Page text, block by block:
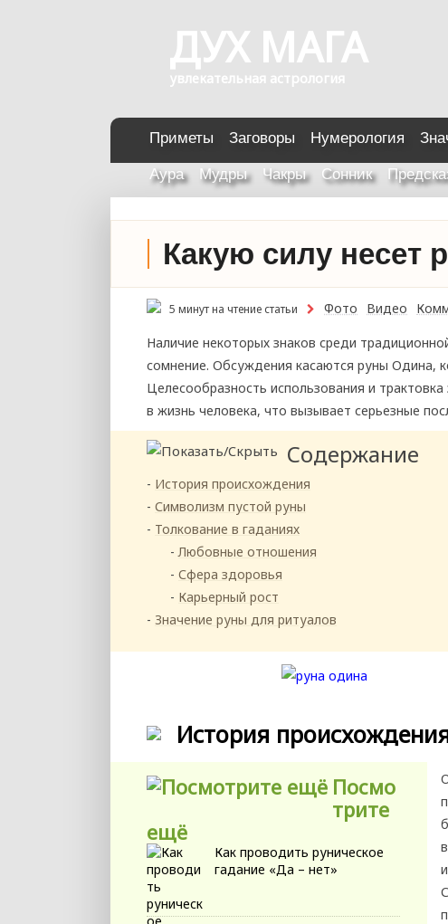
ДУХ МАГА
увлекательная астрология
Приметы Заговоры Нумерология
Аура Мудры Чакры Сонник
Какую силу несет
5 минут на чтение статьи Фото Видео
Наличие некоторых знаков среди
сомнение. Обсуждения касаются руны Одина,
Целесообразность использования и
в жизнь человека, что вызывает серьезные
Содержание
История происхождения
Символизм пустой руны
Толкование в гаданиях
Любовные отношения
Сфера здоровья
Карьерный рост
Значение руны для ритуалов
История
Посмо
трите
ещё
Как проводить руническое
гадание «Да – нет»